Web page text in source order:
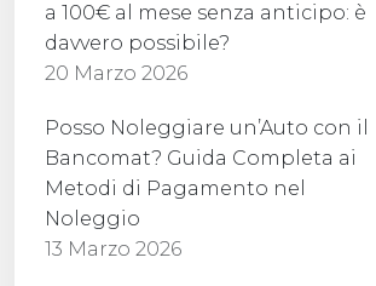
a 100€ al mese senza anticipo: è
davvero possibile?
20 Marzo 2026
Posso Noleggiare un’Auto con il
Bancomat? Guida Completa ai
Metodi di Pagamento nel
Noleggio
13 Marzo 2026